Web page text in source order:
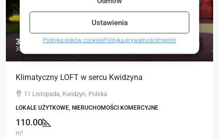
Ustawienia
Polityka plików cookiesPolityka prywatnościImprint
3 800 zł
35 zł
Klimatyczny LOFT w sercu Kwidzyna
11 Listopada, Kwidzyn, Polska
LOKALE UŻYTKOWE, NIERUCHOMOŚCI KOMERCYJNE
110.00
m²